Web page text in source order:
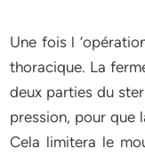
Une fois l
thoracique. La
deux parties du
pression, pour que
Cela limitera le